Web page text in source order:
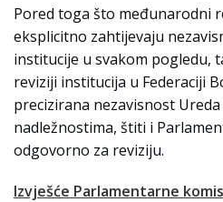
Pored toga što međunarodni
eksplicitno zahtijevaju
institucije u svakom pogledu,
reviziji institucija u Federaciji
precizirana nezavisnost
nadležnostima, štiti i
odgovorno za reviziju.
Izvješće Parlamentarne